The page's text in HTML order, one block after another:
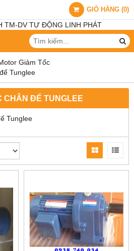
GIỎ HÀNG (0)
Giảm Tốc
Tunglee
CHÂN ĐẾ TUNGLEE
Tunglee